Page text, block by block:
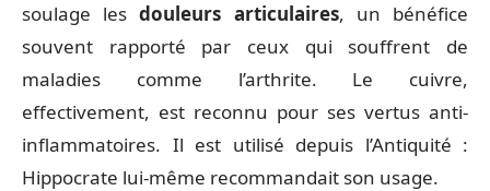
soulage lesdouleurs articulaires, un bénéfice
souvent rapporté par ceux qui souffrent de
maladies comme l’arthrite. Le cuivre,
effectivement, est reconnu pour ses vertus anti-
inflammatoires. Il est utilisé depuis l’Antiquité :
Hippocrate lui-même recommandait son usage.